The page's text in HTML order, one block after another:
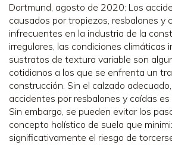
Dortmund, agosto de 2020: Los
causados por tropiezos, resbalones y
infrecuentes en la industria de la
irregulares, las condiciones climáticas
sustratos de textura variable son
cotidianos a los que se enfrenta un
construcción. Sin el calzado
accidentes por resbalones y caídas
Sin embargo, se pueden evitar los
concepto holístico de suela que
significativamente el riesgo de